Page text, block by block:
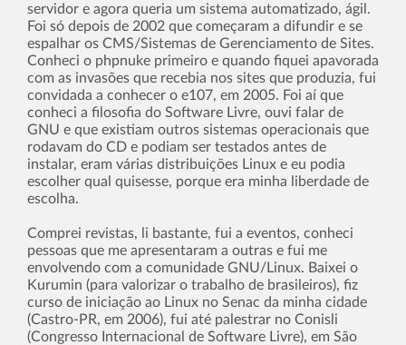
servidor e agora queria um sistema automatizado, ágil.
Foi só depois de 2002 que começaram a difundir e se
espalhar os CMS/Sistemas de Gerenciamento de Sites.
Conheci o phpnuke primeiro e quando fiquei apavorada
com as invasões que recebia nos sites que produzia, fui
convidada a conhecer o e107, em 2005. Foi aí­ que
conheci a filosofia do Software Livre, ouvi falar de
GNU e que existiam outros sistemas operacionais que
rodavam do CD e podiam ser testados antes de
instalar, eram várias distribuições Linux e eu podia
escolher qual quisesse, porque era minha liberdade de
escolha.
Comprei revistas, li bastante, fui a eventos, conheci
pessoas que me apresentaram a outras e fui me
envolvendo com a comunidade GNU/Linux. Baixei o
Kurumin (para valorizar o trabalho de brasileiros), fiz
curso de iniciação ao Linux no Senac da minha cidade
(Castro-PR, em 2006), fui até palestrar no Conisli
(Congresso Internacional de Software Livre), em São